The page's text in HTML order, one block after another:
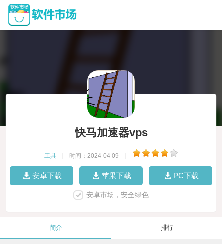
快马加速器vps
工具 时间：2024-04-09
安卓下载 苹果下载 PC下载
安卓市场，安全绿色
简介 排行